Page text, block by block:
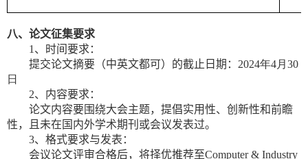
八、论文征集要求
1 、 时间要求 ：
提交论文摘要（中英文都可） 的截止日期： 2024年4月 30
日
2、 内容要求 ：
论文内容要围绕大会主题，提倡实用性、创新性和前瞻
性，且未在国内外学术期刊或会议发表过。
3、 格式要求与发表 ：
会议论文评审合格后， 将择优推荐至Computer & Industry